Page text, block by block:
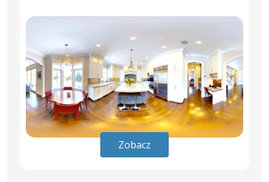
Zobacz